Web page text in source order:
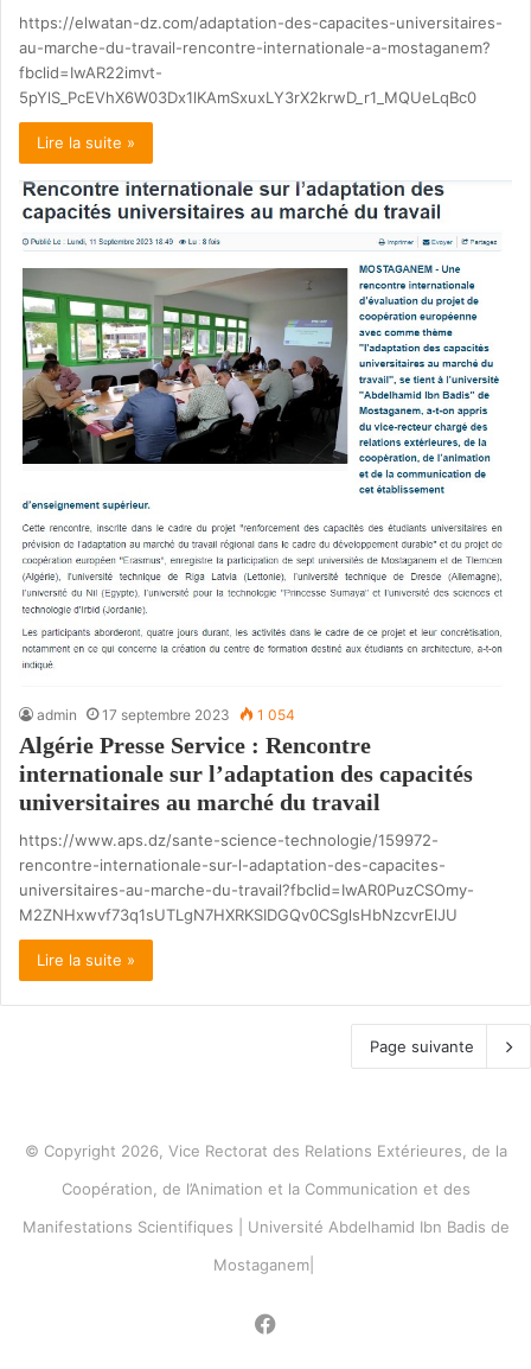
https://elwatan-dz.com/adaptation-des-capacites-universitaires-
au-marche-du-travail-rencontre-internationale-a-mostaganem?
fbclid=IwAR22imvt-
5pYlS_PcEVhX6W03Dx1lKAmSxuxLY3rX2krwD_r1_MQUeLqBc0
Lire la suite »
admin 17 septembre 2023 1 054
Algérie Presse Service : Rencontre
internationale sur l’adaptation des capacités
universitaires au marché du travail
https://www.aps.dz/sante-science-technologie/159972-
rencontre-internationale-sur-l-adaptation-des-capacites-
universitaires-au-marche-du-travail?fbclid=IwAR0PuzCSOmy-
M2ZNHxwvf73q1sUTLgN7HXRKSIDGQv0CSglsHbNzcvrElJU
Lire la suite »
Page suivante
© Copyright 2026, Vice Rectorat des Relations Extérieures, de la
Coopération, de l’Animation et la Communication et des
Manifestations Scientifiques | Université Abdelhamid Ibn Badis de
Mostaganem|
Facebook